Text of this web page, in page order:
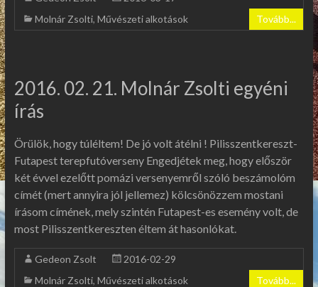
Molnár Zsolti, Művészeti alkotások Tovább...
2016. 02. 21. Molnár Zsolti egyéni
írás
Örülök, hogy túléltem! De jó volt átélni ! Pilisszentkereszt-
Futapest terepfutóverseny Engedjétek meg, hogy először
két évvel ezelőtt pomázi versenyemről szóló beszámolóm
címét (mert annyira jól jellemez) kölcsönözzem mostani
írásom címének, mely szintén Futapest-es esemény volt, de
most Pilisszentkereszten éltem át hasonlókat.
Gedeon Zsolt
2016-02-29
Molnár Zsolti, Művészeti alkotások Tovább...